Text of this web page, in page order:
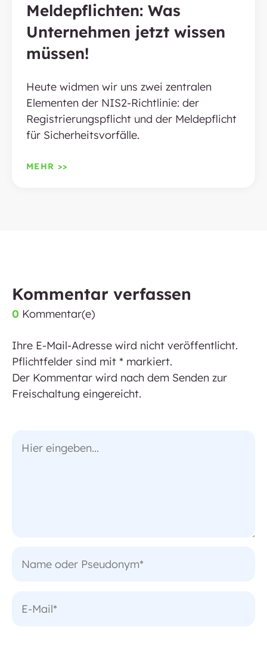
Meldepflichten: Was
Unternehmen jetzt wissen
müssen!
Heute widmen wir uns zwei zentralen
Elementen der NIS2-Richtlinie: der
Registrierungspflicht und der Meldepflicht
für Sicherheitsvorfälle.
MEHR >>
Kommentar verfassen
0 Kommentar(e)
Ihre E-Mail-Adresse wird nicht veröffentlicht.
Pflichtfelder sind mit * markiert.
Der Kommentar wird nach dem Senden zur
Freischaltung eingereicht.